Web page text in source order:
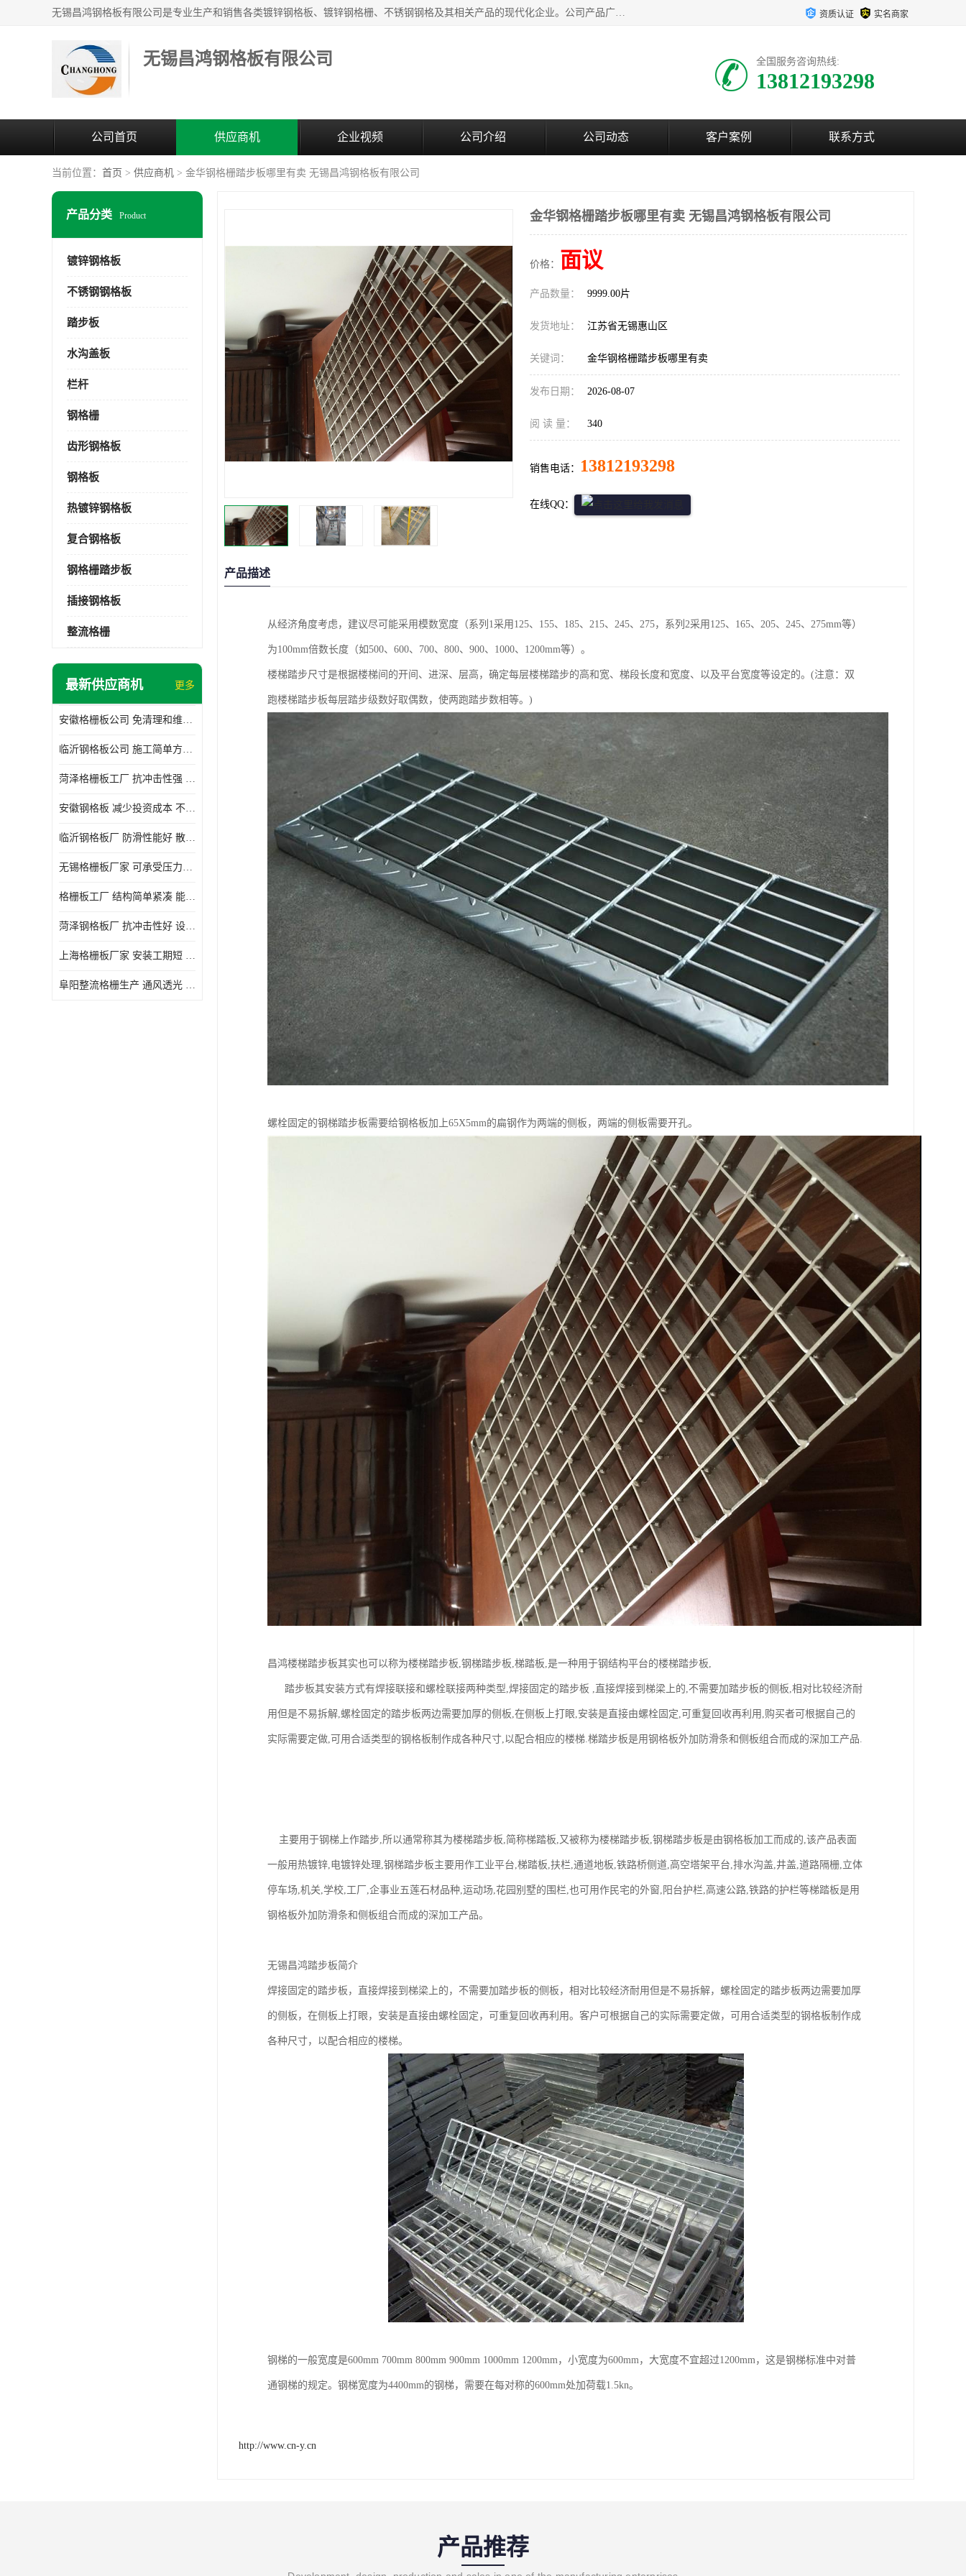
无锡昌鸿钢格板有限公司是专业生产和销售各类镀锌钢格板、镀锌钢格栅、不锈钢钢格及其相关产品的现代化企业。公司产品广泛运用于石油、化工、港口、电力、运输、造纸、医药、钢铁、食品、市政、房地产、制造业等各个领域。 资质认证 实名商家
无锡昌鸿钢格板有限公司 全国服务咨询热线:
13812193298
公司首页 供应商机 企业视频 公司介绍 公司动态 客户案例 联系方式
当前位置： 首页 > 供应商机 > 金华钢格栅踏步板哪里有卖 无锡昌鸿钢格板有限公司
产品分类 Product
镀锌钢格板
不锈钢钢格板
踏步板
水沟盖板
栏杆
钢格栅
齿形钢格板
钢格板
热镀锌钢格板
复合钢格板
钢格栅踏步板
插接钢格板
整流格栅
最新供应商机 更多
安徽格栅板公司 免清理和维护 安装需要人工少
临沂钢格板公司 施工简单方便 通风好 减少风阻
菏泽格栅板工厂 抗冲击性强 安装需要人工少
安徽钢格板 减少投资成本 不用清洗和维护
临沂钢格板厂 防滑性能好 散热防爆效果好
无锡格栅板厂家 可承受压力强 安装需要人工少
格栅板工厂 结构简单紧凑 能减少风力破坏
菏泽钢格板厂 抗冲击性好 设计规范 通风透光
上海格栅板厂家 安装工期短 通风好 减少风阻
阜阳整流格栅生产 通风透光 免清理和维护
金华钢格栅踏步板哪里有卖 无锡昌鸿钢格板有限公司
价格： 面议
产品数量： 9999.00片
发货地址： 江苏省无锡惠山区
关键词： 金华钢格栅踏步板哪里有卖
发布日期： 2026-08-07
阅 读 量： 340
销售电话： 13812193298
在线QQ：
产品描述
从经济角度考虑，建议尽可能采用模数宽度（系列1采用125、155、185、215、245、275，系列2采用125、165、205、245、275mm等）
为100mm倍数长度（如500、600、700、800、900、1000、1200mm等）。
楼梯踏步尺寸是根据楼梯间的开间、进深、层高，确定每层楼梯踏步的高和宽、梯段长度和宽度、以及平台宽度等设定的。(注意：双
跑楼梯踏步板每层踏步级数好取偶数，使两跑踏步数相等。)
螺栓固定的钢梯踏步板需要给钢格板加上65X5mm的扁钢作为两端的侧板，两端的侧板需要开孔。
昌鸿楼梯踏步板其实也可以称为楼梯踏步板,钢梯踏步板,梯踏板,是一种用于钢结构平台的楼梯踏步板,
踏步板其安装方式有焊接联接和螺栓联接两种类型,焊接固定的踏步板 ,直接焊接到梯梁上的,不需要加踏步板的侧板,相对比较经济耐
用但是不易拆解,螺栓固定的踏步板两边需要加厚的侧板,在侧板上打眼,安装是直接由螺栓固定,可重复回收再利用,购买者可根据自己的
实际需要定做,可用合适类型的钢格板制作成各种尺寸,以配合相应的楼梯.梯踏步板是用钢格板外加防滑条和侧板组合而成的深加工产品.
主要用于钢梯上作踏步,所以通常称其为楼梯踏步板,简称梯踏板,又被称为楼梯踏步板,钢梯踏步板是由钢格板加工而成的,该产品表面
一般用热镀锌,电镀锌处理,钢梯踏步板主要用作工业平台,梯踏板,扶栏,通道地板,铁路桥侧道,高空塔架平台,排水沟盖,井盖,道路隔栅,立体
停车场,机关,学校,工厂,企事业五莲石材品种,运动场,花园别墅的围栏,也可用作民宅的外窗,阳台护栏,高速公路,铁路的护栏等梯踏板是用
钢格板外加防滑条和侧板组合而成的深加工产品。
无锡昌鸿踏步板简介
焊接固定的踏步板，直接焊接到梯梁上的，不需要加踏步板的侧板，相对比较经济耐用但是不易拆解，螺栓固定的踏步板两边需要加厚
的侧板，在侧板上打眼，安装是直接由螺栓固定，可重复回收再利用。客户可根据自己的实际需要定做，可用合适类型的钢格板制作成
各种尺寸，以配合相应的楼梯。
钢梯的一般宽度是600mm 700mm 800mm 900mm 1000mm 1200mm，小宽度为600mm，大宽度不宜超过1200mm，这是钢梯标准中对普
通钢梯的规定。钢梯宽度为4400mm的钢梯，需要在每对称的600mm处加荷载1.5kn。
http://www.cn-y.cn
产品推荐